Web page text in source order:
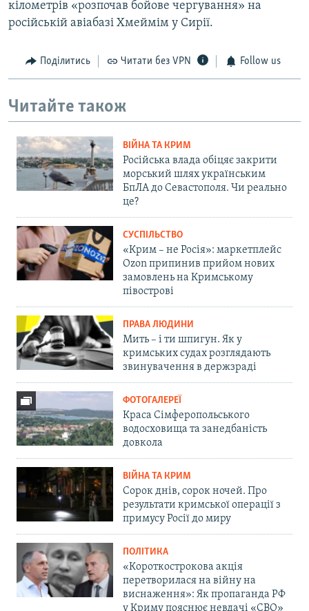
кілометрів «розпочав бойове чергування» на
російській авіабазі Хмеймім у Сирії.
Поділитись Читати без VPN Follow us
Читайте також
ВІЙНА ТА КРИМ
Російська влада обіцяє закрити
морський шлях українським
БпЛА до Севастополя. Чи реально
це?
СУСПІЛЬСТВО
«Крим – не Росія»: маркетплейс
Ozon припинив прийом нових
замовлень на Кримському
півострові
ПРАВА ЛЮДИНИ
Мить – і ти шпигун. Як у
кримських судах розглядають
звинувачення в держзраді
ФОТОГАЛЕРЕЇ
Краса Сімферопольського
водосховища та занедбаність
довкола
ВІЙНА ТА КРИМ
Сорок днів, сорок ночей. Про
результати кримської операції з
примусу Росії до миру
ПОЛІТИКА
«Короткострокова акція
перетворилася на війну на
виснаження»: Як пропаганда РФ
у Криму пояснює невдачі «СВО»